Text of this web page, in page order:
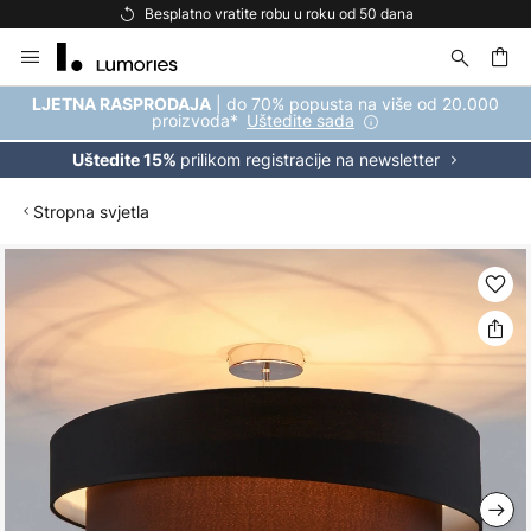
Besplatno vratite robu u roku od 50 dana
to
Content
LJETNA RASPRODAJA | do 70% popusta na više od 20.000
proizvoda* Uštedite sada
Uštedite 15% prilikom registracije na newsletter
Stropna svjetla
images